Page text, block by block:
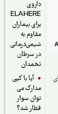
ELAHERE
برای بیماران
مقاوم به
شیمی‌درمانی
در سرطان
تخمدان
آیا با کپی
مدارک می
توان سوار
قطار شد؟